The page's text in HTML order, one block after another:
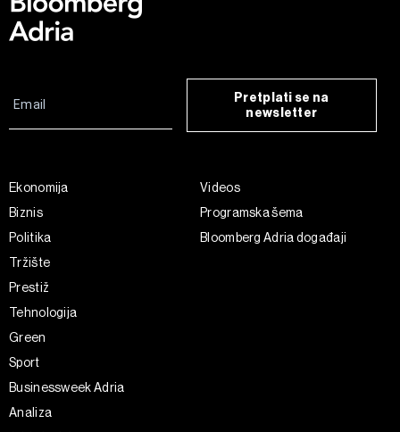
Pretplati se na
newsletter
Ekonomija
Biznis
Politika
Tržište
Prestiž
Tehnologija
Green
Sport
Businessweek Adria
Analiza
Videos
Programska šema
Bloomberg Adria događaji